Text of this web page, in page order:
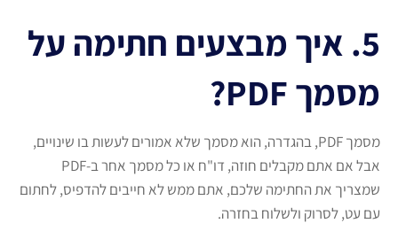
5. איך מבצעים חתימה על
מסמך PDF?
מסמך PDF, בהגדרה, הוא מסמך שלא אמורים לעשות בו שינויים,
אבל אם אתם מקבלים חוזה, דו"ח או כל מסמך אחר ב-PDF
שמצריך את החתימה שלכם, אתם ממש לא חייבים להדפיס, לחתום
עם עט, לסרוק ולשלוח בחזרה.